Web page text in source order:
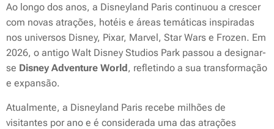
Ao longo dos anos, a Disneyland Paris continuou a crescer
com novas atrações, hotéis e áreas temáticas inspiradas
nos universos Disney, Pixar, Marvel, Star Wars e Frozen. Em
2026, o antigo Walt Disney Studios Park passou a designar-
se Disney Adventure World, refletindo a sua transformação
e expansão.
Atualmente, a Disneyland Paris recebe milhões de
visitantes por ano e é considerada uma das atrações